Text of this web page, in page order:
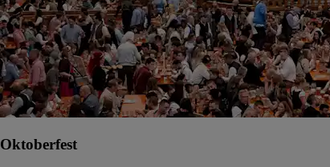
Oktoberfest